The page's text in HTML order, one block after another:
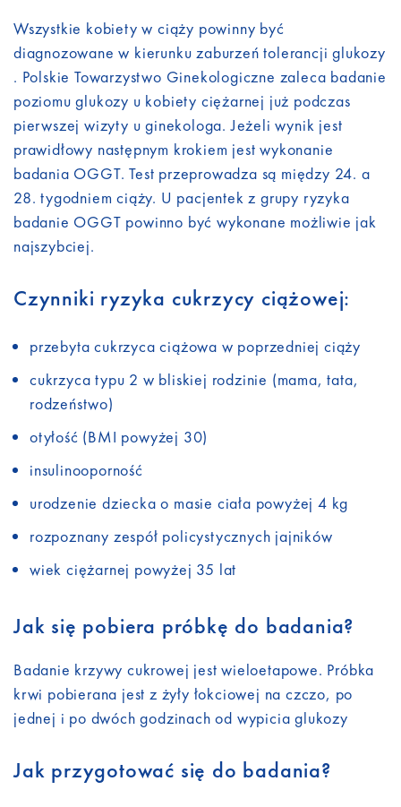
Wszystkie kobiety w ciąży powinny być
diagnozowane w kierunku zaburzeń tolerancji glukozy
. Polskie Towarzystwo Ginekologiczne zaleca badanie
poziomu glukozy u kobiety ciężarnej już podczas
pierwszej wizyty u ginekologa. Jeżeli wynik jest
prawidłowy następnym krokiem jest wykonanie
badania OGGT. Test przeprowadza są między 24. a
28. tygodniem ciąży. U pacjentek z grupy ryzyka
badanie OGGT powinno być wykonane możliwie jak
najszybciej.
Czynniki ryzyka cukrzycy ciążowej:
przebyta cukrzyca ciążowa w poprzedniej ciąży
cukrzyca typu 2 w bliskiej rodzinie (mama, tata,
rodzeństwo)
otyłość (BMI powyżej 30)
insulinooporność
urodzenie dziecka o masie ciała powyżej 4 kg
rozpoznany zespół policystycznych jajników
wiek ciężarnej powyżej 35 lat
Jak się pobiera próbkę do badania?
Badanie krzywy cukrowej jest wieloetapowe. Próbka
krwi pobierana jest z żyły łokciowej na czczo, po
jednej i po dwóch godzinach od wypicia glukozy
Jak przygotować się do badania?